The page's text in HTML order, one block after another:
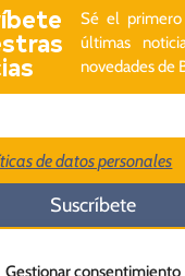
Gestionar consentimiento
Sé el
últimas
novedades de
de datos personales
Suscríbete